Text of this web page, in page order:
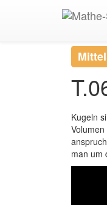
Start
Kugeln
man um